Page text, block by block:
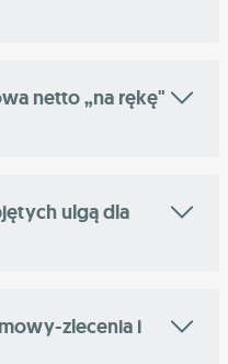
netto „na rękę"
ulgą dla
zlecenia i